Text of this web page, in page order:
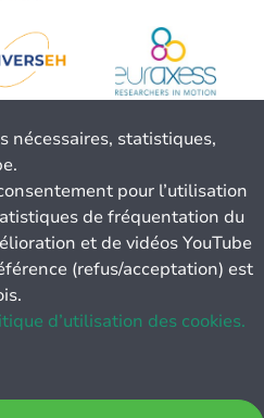
nécessaires, statistiques,
pour l’utilisation
de fréquentation du
et de vidéos YouTube
(refus/acceptation) est
d’utilisation des cookies.